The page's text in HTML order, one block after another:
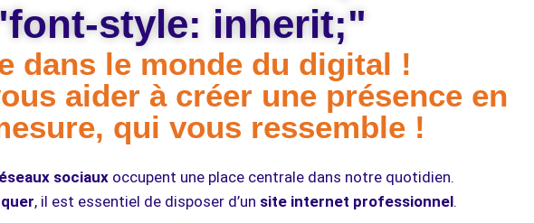
style: inherit;"
dans le monde du digital !
aider à créer une présence en
qui vous ressemble !
sociaux occupent une place centrale dans notre quotidien.
, il est essentiel de disposer d’un site internet professionnel.